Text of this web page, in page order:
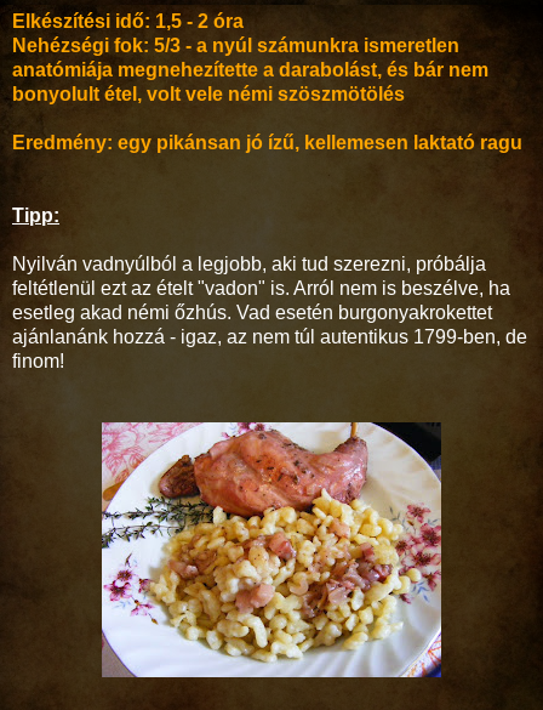
Elkészítési idő: 1,5 - 2 óra
Nehézségi fok: 5/3 - a nyúl számunkra ismeretlen
anatómiája megnehezítette a darabolást, és bár nem
bonyolult étel, volt vele némi szöszmötölés
Eredmény: egy pikánsan jó ízű, kellemesen laktató ragu
Tipp:
Nyilván vadnyúlból a legjobb, aki tud szerezni, próbálja
feltétlenül ezt az ételt "vadon" is. Arról nem is beszélve, ha
esetleg akad némi őzhús. Vad esetén burgonyakrokettet
ajánlanánk hozzá - igaz, az nem túl autentikus 1799-ben, de
finom!